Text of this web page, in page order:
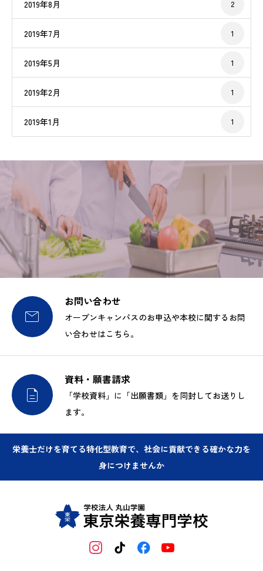
2019年8月 2
2019年7月 1
2019年5月 1
2019年2月 1
2019年1月 1

お問い合わせ
オープンキャンパスのお申込や本校に関するお問
い合わせはこちら。

資料・願書請求
「学校資料」に「出願書類」を同封してお送りし
ます。
栄養士だけを育てる特化型教育で、社会に貢献できる確かな力を
身につけませんか